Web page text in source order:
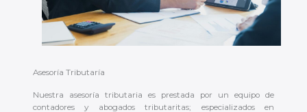
Asesoría Tributaría
Nuestra asesoría tributaria es prestada por un equipo de
contadores y abogados tributaritas; especializados en